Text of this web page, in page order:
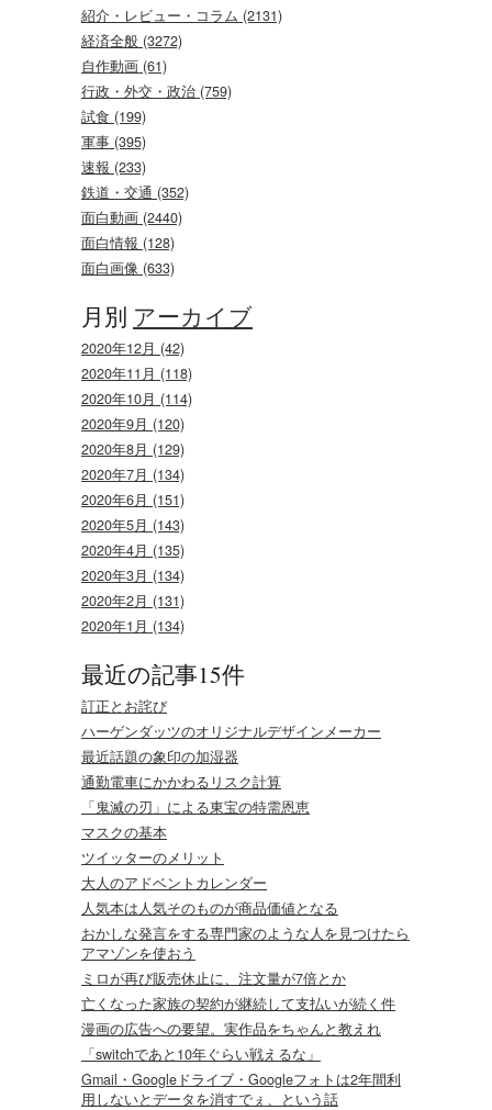
紹介・レビュー・コラム (2131)
経済全般 (3272)
自作動画 (61)
行政・外交・政治 (759)
試食 (199)
軍事 (395)
速報 (233)
鉄道・交通 (352)
面白動画 (2440)
面白情報 (128)
面白画像 (633)
月別 アーカイブ
2020年12月 (42)
2020年11月 (118)
2020年10月 (114)
2020年9月 (120)
2020年8月 (129)
2020年7月 (134)
2020年6月 (151)
2020年5月 (143)
2020年4月 (135)
2020年3月 (134)
2020年2月 (131)
2020年1月 (134)
最近の記事15件
訂正とお詫び
ハーゲンダッツのオリジナルデザインメーカー
最近話題の象印の加湿器
通勤電車にかかわるリスク計算
「鬼滅の刃」による東宝の特需恩恵
マスクの基本
ツイッターのメリット
大人のアドベントカレンダー
人気本は人気そのものが商品価値となる
おかしな発言をする専門家のような人を見つけたら
アマゾンを使おう
ミロが再び販売休止に、注文量が7倍とか
亡くなった家族の契約が継続して支払いが続く件
漫画の広告への要望。実作品をちゃんと教えれ
「switchであと10年ぐらい戦えるな」
Gmail・Googleドライブ・Googleフォトは2年間利
用しないとデータを消すでぇ、という話